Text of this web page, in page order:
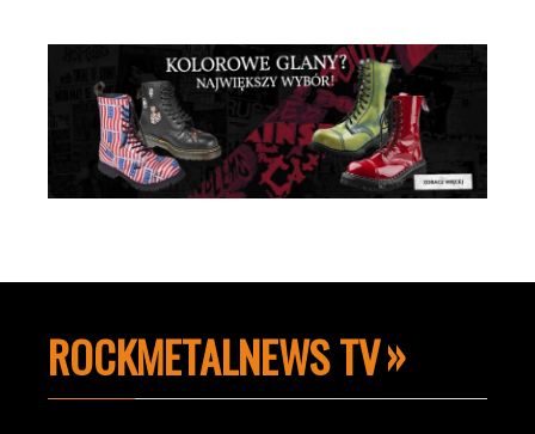
ROCKMETALNEWS TV